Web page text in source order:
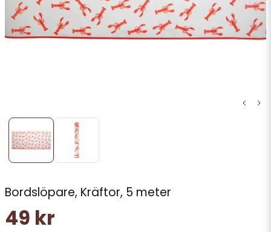
Bordslöpare, Kräftor, 5 meter
49 kr